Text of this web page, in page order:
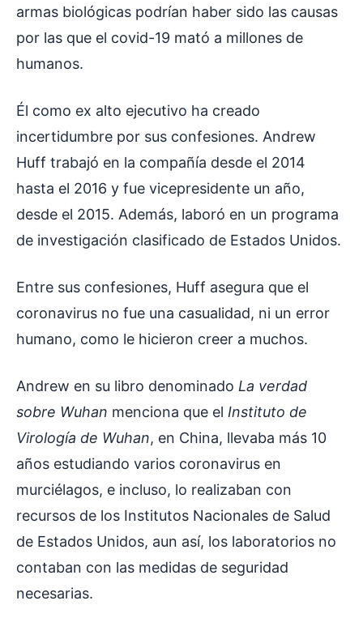
armas biológicas podrían haber sido las causas
por las que el covid-19 mató a millones de
humanos.
Él como ex alto ejecutivo ha creado
incertidumbre por sus confesiones. Andrew
Huff trabajó en la compañía desde el 2014
hasta el 2016 y fue vicepresidente un año,
desde el 2015. Además, laboró en un programa
de investigación clasificado de Estados Unidos.
Entre sus confesiones, Huff asegura que el
coronavirus no fue una casualidad, ni un error
humano, como le hicieron creer a muchos.
Andrew en su libro denominado La verdad
sobre Wuhan menciona que el Instituto de
Virología de Wuhan, en China, llevaba más 10
años estudiando varios coronavirus en
murciélagos, e incluso, lo realizaban con
recursos de los Institutos Nacionales de Salud
de Estados Unidos, aun así, los laboratorios no
contaban con las medidas de seguridad
necesarias.